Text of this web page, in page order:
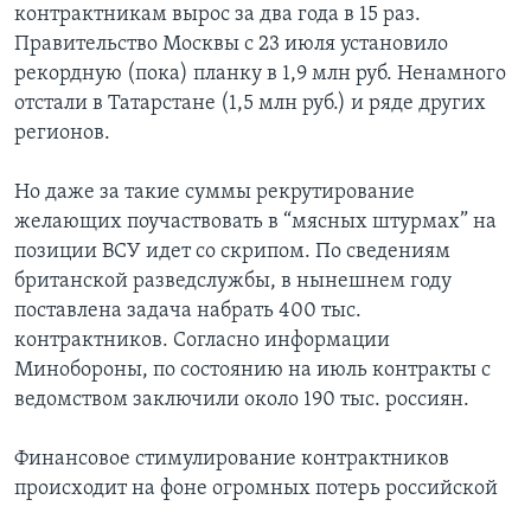
контрактникам вырос за два года в 15 раз.
Правительство Москвы с 23 июля установило
рекордную (пока) планку в 1,9 млн руб. Ненамного
отстали в Татарстане (1,5 млн руб.) и ряде других
регионов.
Но даже за такие суммы рекрутирование
желающих поучаствовать в “мясных штурмах” на
позиции ВСУ идет со скрипом. По сведениям
британской разведслужбы, в нынешнем году
поставлена задача набрать 400 тыс.
контрактников. Согласно информации
Минобороны, по состоянию на июль контракты с
ведомством заключили около 190 тыс. россиян.
Финансовое стимулирование контрактников
происходит на фоне огромных потерь российской